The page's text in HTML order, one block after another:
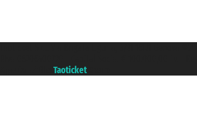
Taoticket